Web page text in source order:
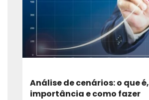
Análise de cenários: o que é,
importância e como fazer